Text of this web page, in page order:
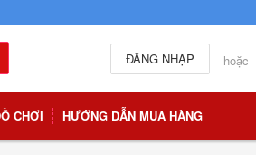
hoặc
ĐĂNG NHẬP
CHƠI HƯỚNG DẪN MUA HÀNG